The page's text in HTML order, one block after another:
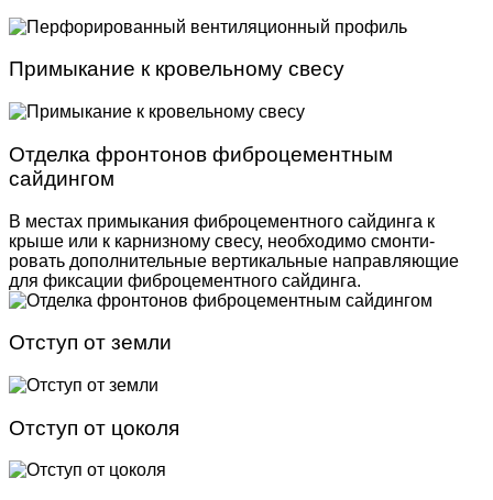
Примыкание к кровельному свесу
Отделка фронтонов фиброцементным
сайдингом
В местах примыкания фиброцементного сайдинга к
крыше или к карнизному свесу, необходимо смонти­
ровать дополнительные вертикальные направляю­щие
для фиксации фиброцементного сайдинга.
Отступ от земли
Отступ от цоколя